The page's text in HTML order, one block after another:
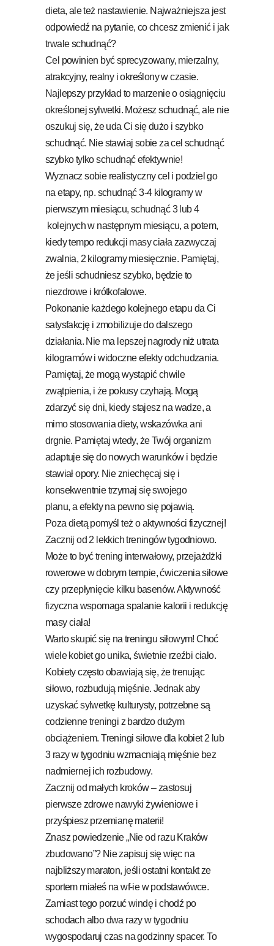
dieta, ale też nastawienie. Najważniejsza jest
odpowiedź na pytanie, co chcesz zmienić i jak
trwale schudnąć?
Cel powinien być sprecyzowany, mierzalny,
atrakcyjny, realny i określony w czasie.
Najlepszy przykład to marzenie o osiągnięciu
określonej sylwetki. Możesz schudnąć, ale nie
oszukuj się, że uda Ci się dużo i szybko
schudnąć. Nie stawiaj sobie za cel schudnąć
szybko tylko schudnąć efektywnie!
Wyznacz sobie realistyczny cel i podziel go
na etapy, np. schudnąć 3-4 kilogramy w
pierwszym miesiącu, schudnąć 3 lub 4
kolejnych w następnym miesiącu, a potem,
kiedy tempo redukcji masy ciała zazwyczaj
zwalnia, 2 kilogramy miesięcznie. Pamiętaj,
że jeśli schudniesz szybko, będzie to
niezdrowe i krótkofalowe.
Pokonanie każdego kolejnego etapu da Ci
satysfakcję i zmobilizuje do dalszego
działania. Nie ma lepszej nagrody niż utrata
kilogramów i widoczne efekty odchudzania.
Pamiętaj, że mogą wystąpić chwile
zwątpienia, i że pokusy czyhają. Mogą
zdarzyć się dni, kiedy stajesz na wadze, a
mimo stosowania diety, wskazówka ani
drgnie. Pamiętaj wtedy, że Twój organizm
adaptuje się do nowych warunków i będzie
stawiał opory. Nie zniechęcaj się i
konsekwentnie trzymaj się swojego
planu, a efekty na pewno się pojawią.
Poza dietą pomyśl też o aktywności fizycznej!
Zacznij od 2 lekkich treningów tygodniowo.
Może to być trening interwałowy, przejażdżki
rowerowe w dobrym tempie, ćwiczenia siłowe
czy przepłynięcie kilku basenów. Aktywność
fizyczna wspomaga spalanie kalorii i redukcję
masy ciała!
Warto skupić się na treningu siłowym! Choć
wiele kobiet go unika, świetnie rzeźbi ciało.
Kobiety często obawiają się, że trenując
siłowo, rozbudują mięśnie. Jednak aby
uzyskać sylwetkę kulturysty, potrzebne są
codzienne treningi z bardzo dużym
obciążeniem. Treningi siłowe dla kobiet 2 lub
3 razy w tygodniu wzmacniają mięśnie bez
nadmiernej ich rozbudowy.
Zacznij od małych kroków – zastosuj
pierwsze zdrowe nawyki żywieniowe i
przyśpiesz przemianę materii!
Znasz powiedzenie „Nie od razu Kraków
zbudowano”? Nie zapisuj się więc na
najbliższy maraton, jeśli ostatni kontakt ze
sportem miałeś na wf-ie w podstawówce.
Zamiast tego porzuć windę i chodź po
schodach albo dwa razy w tygodniu
wygospodaruj czas na godzinny spacer. To